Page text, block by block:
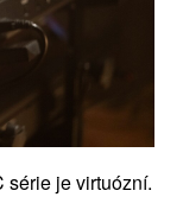
série je virtuózní.